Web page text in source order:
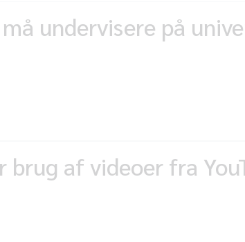
undervisere på
af videoer fra